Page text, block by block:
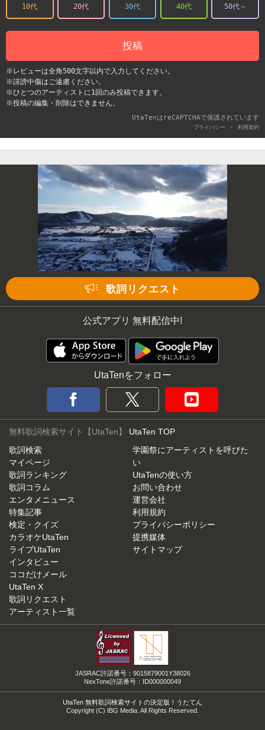
10代 20代 30代 40代 50代～
投稿
※レビューは全角500文字以内で入力してください。
※誹謗中傷はご遠慮ください。
※ひとつのアーティストに1回のみ投稿できます。
※投稿の編集・削除はできません。
UtaTenはreCAPTCHAで保護されています
プライバシー - 利用契約
歌詞リクエスト
公式アプリ 無料配信中!
UtaTenをフォロー
無料歌詞検索サイト【UtaTen】 UtaTen TOP
歌詞検索
マイページ
歌詞ランキング
歌詞コラム
エンタメニュース
特集記事
検定・クイズ
カラオケUtaTen
ライブUtaTen
インタビュー
ココだけメール
UtaTen X
歌詞リクエスト
アーティスト一覧
学園祭にアーティストを呼びた
い
UtaTenの使い方
お問い合わせ
運営会社
利用規約
プライバシーポリシー
提携媒体
サイトマップ
JASRAC許諾番号：9015879001Y38026
NexTone許諾番号：ID000000049
UtaTen 無料歌詞検索サイトの決定版！うたてん
Copyright (C) IBG Media. All Rights Reserved.